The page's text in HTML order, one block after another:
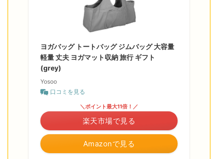
ヨガバッグ トートバッグ ジムバッグ 大容量
軽量 丈夫 ヨガマット収納 旅行 ギフト
(grey)
Yosoo
口コミを見る
Amazonで見る
＼ポイント最大11倍！／
楽天市場で見る